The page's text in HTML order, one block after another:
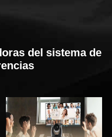
del sistema de